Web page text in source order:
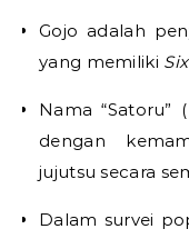
Gojo adalah
yang memiliki
Nama “Satoru”
dengan
jujutsu secara
Dalam survei